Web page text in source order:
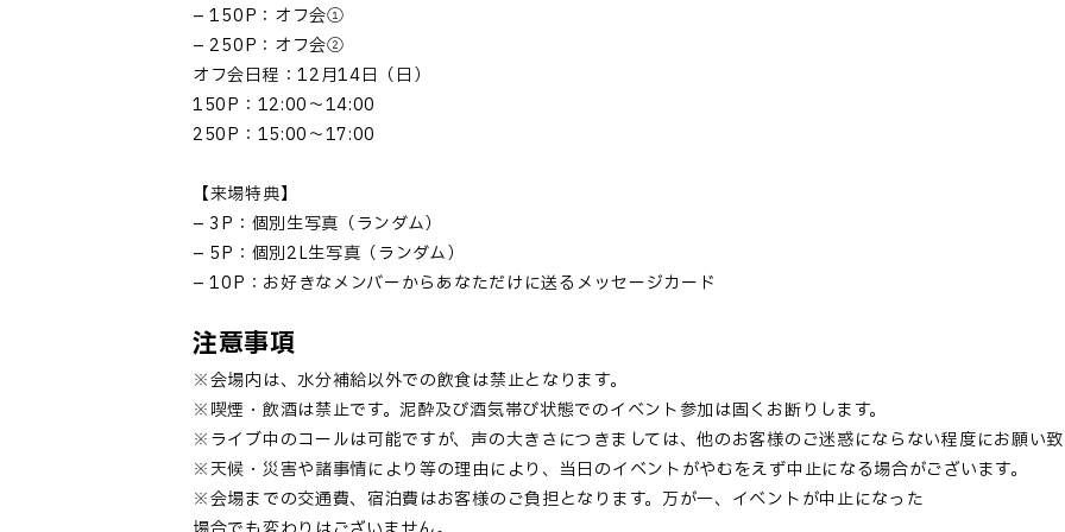
– 150P：オフ会①
– 250P：オフ会②
オフ会日程：12月14日（日）
150P：12:00〜14:00
250P：15:00〜17:00
【来場特典】
– 3P：個別生写真（ランダム）
– 5P：個別2L生写真（ランダム）
– 10P：お好きなメンバーからあなただけに送るメッセージカード
注意事項
※会場内は、水分補給以外での飲食は禁止となります。
※喫煙・飲酒は禁止です。泥酔及び酒気帯び状態でのイベント参加は固くお断りします。
※ライブ中のコールは可能ですが、声の大きさにつきましては、他のお客様のご迷惑にならない程度にお願い
※天候・災害や諸事情により等の理由により、当日のイベントがやむをえず中止になる場合がございます。
※会場までの交通費、宿泊費はお客様のご負担となります。万が一、イベントが中止になった